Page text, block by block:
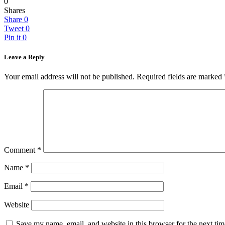
Shares
Share 0
Tweet 0
Pin it 0
Leave a Reply
Your email address will not be published. Required fields are marked
Comment *
Name *
Email *
Website